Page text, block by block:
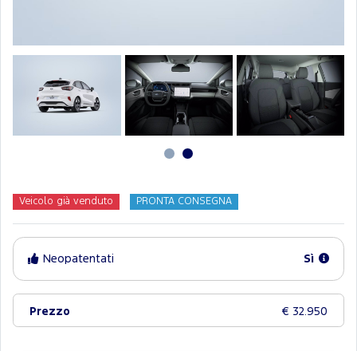
Veicolo già venduto PRONTA CONSEGNA
Neopatentati Sì
Prezzo € 32.950